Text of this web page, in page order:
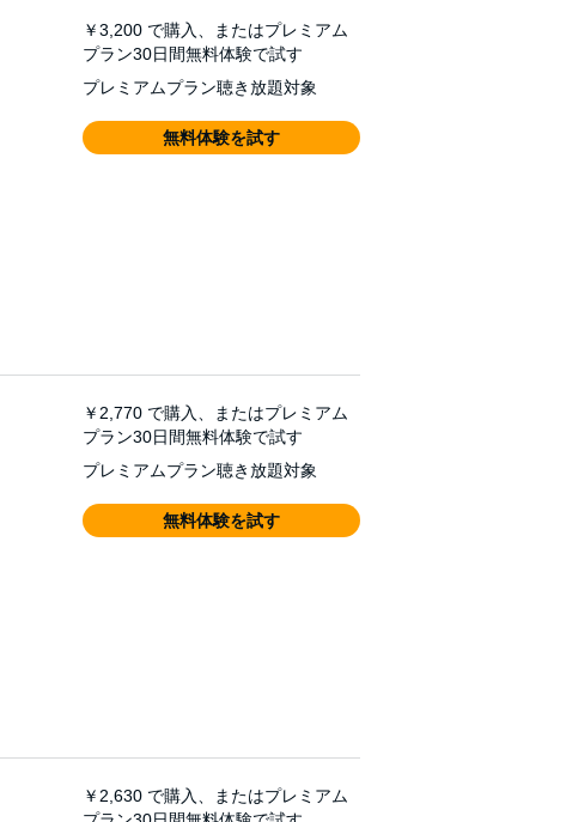
￥3,200 で購入、またはプレミアム
プラン30日間無料体験で試す
プレミアムプラン聴き放題対象
無料体験を試す
￥2,770 で購入、またはプレミアム
プラン30日間無料体験で試す
プレミアムプラン聴き放題対象
無料体験を試す
￥2,630 で購入、またはプレミアム